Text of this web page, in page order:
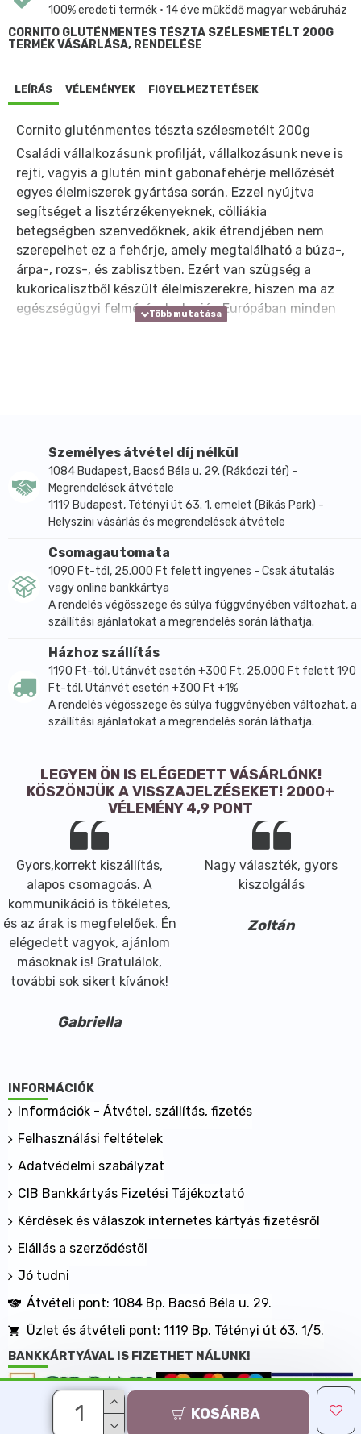
KOSÁRBA
100% eredeti termék • 14 éve működő magyar webáruház
CORNITO GLUTÉNMENTES TÉSZTA SZÉLESMETÉLT 200G
TERMÉK VÁSÁRLÁSA, RENDELÉSE
LEÍRÁS VÉLEMÉNYEK FIGYELMEZTETÉSEK
Cornito gluténmentes tészta szélesmetélt 200g
Családi vállalkozásunk profilját, vállalkozásunk neve is
rejti, vagyis a glutén mint gabonafehérje mellőzését
egyes élelmiszerek gyártása során. Ezzel nyújtva
segítséget a lisztérzékenyeknek, cölliákia
betegségben szenvedőknek, akik étrendjében nem
szerepelhet ez a fehérje, amely megtalálható a búza-,
árpa-, rozs-, és zablisztben. Ezért van szügség a
kukoricalisztből készült élelmiszerekre, hiszen ma az
egészségügyi felmérések alapján Európában minden
százötvenedik ember lisztérzékeny.
CornitoTM Tóthék tésztája száraztészta kiváló
minősége a receptúrának, és a kiváló olasz gépeknek
köszönhető. A tészta íze közelít a durumtészta
ízéhez, tehát élvezetes, színe a kukorica
alapanyagnak köszönhetően szép sárga, és az állagát
főzés után is kiválóan megtartja. Fogyaszthatják:
Lisztérzékenyek, tojásérzékenyek,
tejcukorérzékenyek, szójaérzékenyek, vesebetegek,
tojást nem tartalmaz, így koleszterinmentes.
Összetétel: Kukoricaliszt, Kukoricakeményítő,
Burgonyapehely, dextróz (szőlőcukor).
Energia tartalom / 100g: 1452kJ/346 Kcal;
Szénhidrát: 77g/ amelybőlcukrok 3,36g; Fehérje: 4g;
Zsír: 1,6g amelyből telített zsírsavak: 0,24g.
Személyes átvétel díj nélkül
1084 Budapest, Bacsó Béla u. 29. (Rákóczi tér) -
Megrendelések átvétele
1119 Budapest, Tétényi út 63. 1. emelet (Bikás Park) -
Helyszíni vásárlás és megrendelések átvétele
Csomagautomata
1090 Ft-tól, 25.000 Ft felett ingyenes - Csak átutalás
vagy online bankkártya
A rendelés végösszege és súlya függvényében változhat, a
szállítási ajánlatokat a megrendelés során láthatja.
Házhoz szállítás
1190 Ft-tól, Utánvét esetén +300 Ft, 25.000 Ft felett 190
Ft-tól, Utánvét esetén +300 Ft +1%
A rendelés végösszege és súlya függvényében változhat, a
szállítási ajánlatokat a megrendelés során láthatja.
LEGYEN ÖN IS ELÉGEDETT VÁSÁRLÓNK!
KÖSZÖNJÜK A VISSZAJELZÉSEKET! 2000+
VÉLEMÉNY 4,9 PONT
Gyors,korrekt kiszállítás,
alapos csomagoás. A
kommunikáció is tökéletes,
és az árak is megfelelőek. Én
elégedett vagyok, ajánlom
másoknak is! Gratulálok,
további sok sikert kívánok!
Gabriella
Nagy választék, gyors
kiszolgálás
Zoltán
INFORMÁCIÓK
Információk - Átvétel, szállítás, fizetés
Felhasználási feltételek
Adatvédelmi szabályzat
CIB Bankkártyás Fizetési Tájékoztató
Kérdések és válaszok internetes kártyás fizetésről
Elállás a szerződéstől
Jó tudni
Átvételi pont: 1084 Bp. Bacsó Béla u. 29.
Üzlet és átvételi pont: 1119 Bp. Tétényi út 63. 1/5.
BANKKÁRTYÁVAL IS FIZETHET NÁLUNK!
Minden jog fenntartva, MaxShopping Kft. 2013-2026
Árukereső.hu